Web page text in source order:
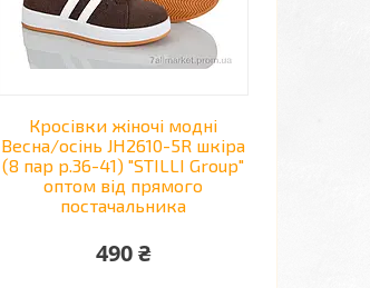
Кросівки жіночі модні
Весна/осінь JH2610-5R шкіра
(8 пар р.36-41) "STILLI Group"
оптом від прямого
постачальника
490 ₴